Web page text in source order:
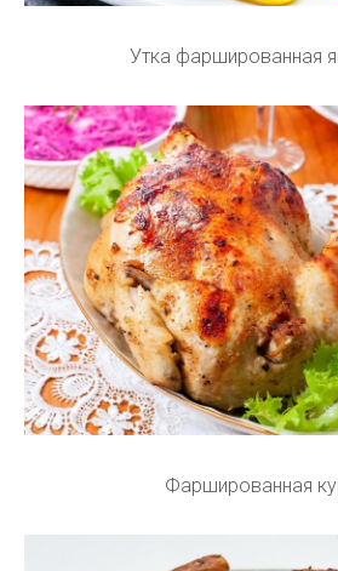
Утка фаршированная
Фаршированная